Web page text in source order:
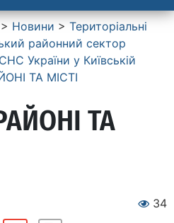
> Новини > Територіальні
районний сектор
України у Київській
ТА МІСТІ
ТА
34